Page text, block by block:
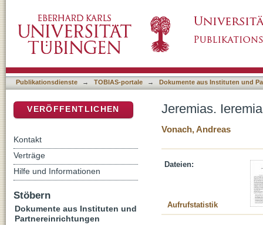
Publikationsdienste → TOBIAS-portale → Dokumente aus Instituten und
Jeremias.
Vonach, Andreas
Dateien:
Aufrufstatistik
VERÖFFENTLICHEN
Kontakt
Verträge
Hilfe und Informationen
Stöbern
Dokumente aus Instituten und
Partnereinrichtungen